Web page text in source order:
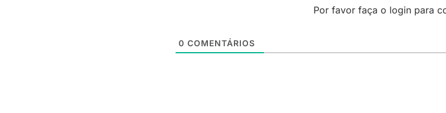
Por favor faça o login para
0 COMENTÁRIOS